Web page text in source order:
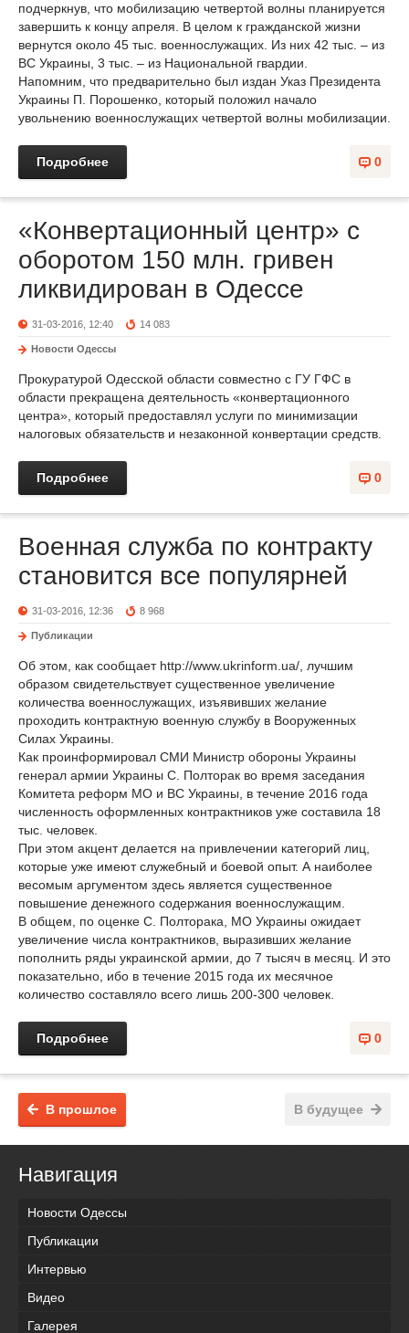
подчеркнув, что мобилизацию четвертой волны планируется
завершить к концу апреля. В целом к гражданской жизни
вернутся около 45 тыс. военнослужащих. Из них 42 тыс. – из
ВС Украины, 3 тыс. – из Национальной гвардии.
Напомним, что предварительно был издан Указ Президента
Украины П. Порошенко, который положил начало
увольнению военнослужащих четвертой волны мобилизации.
0
Подробнее
«Конвертационный центр» с
оборотом 150 млн. гривен
ликвидирован в Одессе
31-03-2016, 12:40 14 083
Новости Одессы
Прокуратурой Одесской области совместно с ГУ ГФС в
области прекращена деятельность «конвертационного
центра», который предоставлял услуги по минимизации
налоговых обязательств и незаконной конвертации средств.
0
Подробнее
Военная служба по контракту
становится все популярней
31-03-2016, 12:36 8 968
Публикации
Об этом, как сообщает http://www.ukrinform.ua/, лучшим
образом свидетельствует существенное увеличение
количества военнослужащих, изъявивших желание
проходить контрактную военную службу в Вооруженных
Силах Украины.
Как проинформировал СМИ Министр обороны Украины
генерал армии Украины С. Полторак во время заседания
Комитета реформ МО и ВС Украины, в течение 2016 года
численность оформленных контрактников уже составила 18
тыс. человек.
При этом акцент делается на привлечении категорий лиц,
которые уже имеют служебный и боевой опыт. А наиболее
весомым аргументом здесь является существенное
повышение денежного содержания военнослужащим.
В общем, по оценке С. Полторака, МО Украины ожидает
увеличение числа контрактников, выразивших желание
пополнить ряды украинской армии, до 7 тысяч в месяц. И это
показательно, ибо в течение 2015 года их месячное
количество составляло всего лишь 200-300 человек.
0
Подробнее
В будущее
В прошлое
Навигация
Новости Одессы
Публикации
Интервью
Видео
Галерея